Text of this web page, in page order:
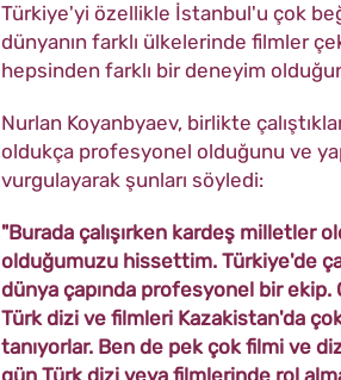
Türkiye'yi özellikle İstanbul'u çok
dünyanın farklı ülkelerinde filmler
hepsinden farklı bir deneyim
Nurlan Koyanbyaev, birlikte
oldukça profesyonel olduğunu ve
vurgulayarak şunları söyledi:
"Burada çalışırken kardeş milletler
olduğumuzu hissettim. Türkiye'de
dünya çapında profesyonel bir ekip.
Türk dizi ve filmleri Kazakistan'da
tanıyorlar. Ben de pek çok filmi ve